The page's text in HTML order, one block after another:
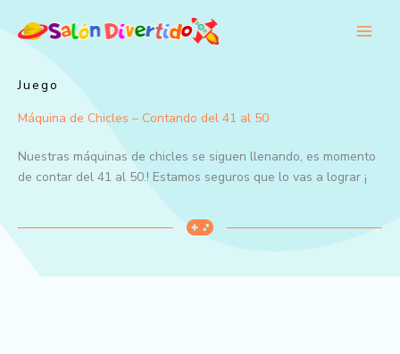
Juego
Máquina de Chicles – Contando del 41 al 50
Nuestras máquinas de chicles se siguen llenando, es momento
de contar del 41 al 50.! Estamos seguros que lo vas a lograr ¡